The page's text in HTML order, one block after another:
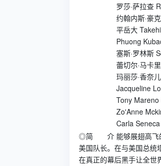
罗莎·萨拉查
约翰内斯·豪克尔·
平岳大
Phuong Kubacki
塞斯·罗林斯
蕾切尔·马卡里兰
玛丽莎·香奈儿·汉
Jacqueline
Tony Mareno
Zo'Anne
Carla Seneca
◎简 介 能够展翅高飞的
美国队长。在与美国总统
在真正的幕后黑手让全世